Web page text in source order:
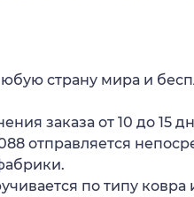
страну мира и
заказа от 10 до 15
отправляется
по типу